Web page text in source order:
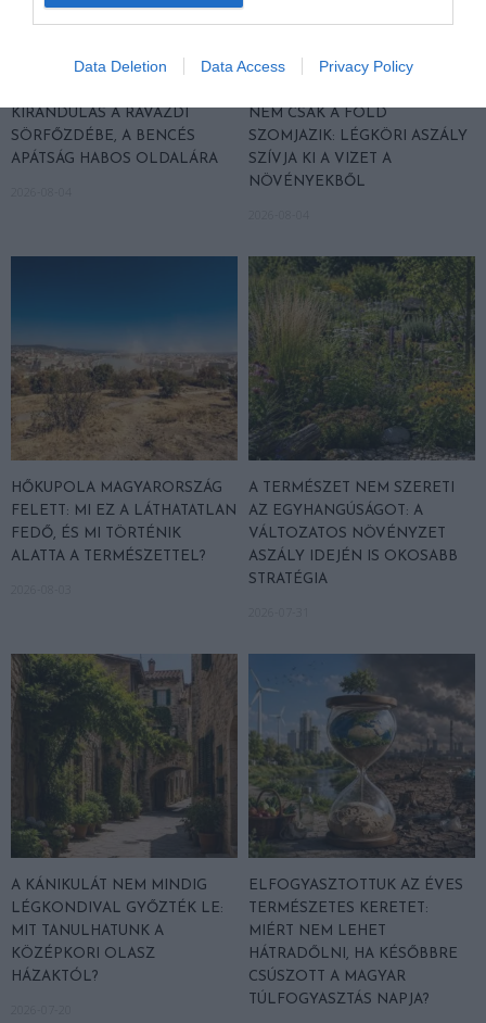
Data Deletion Data Access Privacy Policy
KIRÁNDULÁS A RAVAZDI
SÖRFŐZDÉBE, A BENCÉS
APÁTSÁG HABOS OLDALÁRA
NEM CSAK A FÖLD
SZOMJAZIK: LÉGKÖRI ASZÁLY
SZÍVJA KI A VIZET A
NÖVÉNYEKBŐL
HŐKUPOLA MAGYARORSZÁG
FELETT: MI EZ A LÁTHATATLAN
FEDŐ, ÉS MI TÖRTÉNIK
ALATTA A TERMÉSZETTEL?
A TERMÉSZET NEM SZERETI
AZ EGYHANGÚSÁGOT: A
VÁLTOZATOS NÖVÉNYZET
ASZÁLY IDEJÉN IS OKOSABB
STRATÉGIA
A KÁNIKULÁT NEM MINDIG
LÉGKONDIVAL GYŐZTÉK LE:
MIT TANULHATUNK A
KÖZÉPKORI OLASZ
HÁZAKTÓL?
ELFOGYASZTOTTUK AZ ÉVES
TERMÉSZETES KERETET:
MIÉRT NEM LEHET
HÁTRADŐLNI, HA KÉSŐBBRE
CSÚSZOTT A MAGYAR
TÚLFOGYASZTÁS NAPJA?